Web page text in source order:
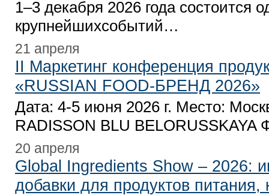
1–3 декабря 2026 года состоится
крупнейшихсобытий…
21 апреля
II Маркетинг конференция
«RUSSIAN FOOD-БРЕНД 2026»
Дата: 4-5 июня 2026 г. Место:
RADISSON BLU BELORUSSKAYA
20 апреля
Global Ingredients Show – 2026:
добавки для продуктов